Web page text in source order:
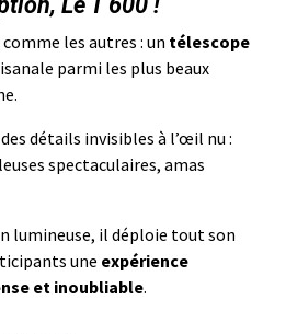
les autres : un télescope
parmi les plus beaux
détails invisibles à l’œil nu :
spectaculaires, amas
lumineuse, il déploie tout son
une expérience
et inoubliable.